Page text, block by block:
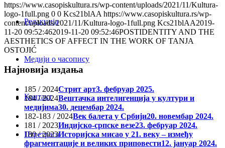
Редакција
Медији о часопису
Контакт
Птретрага
https://www.casopiskultura.rs/wp-content/uploads/2021/11/Kultura-
logo-1full.png 0 0 Kcs21blAA https://www.casopiskultura.rs/wp-
content/uploads/2021/11/Kultura-logo-1full.png Kcs21blAA2019-
11-20 09:52:462019-11-20 09:52:46POSTIDENTITY AND THE
AESTHETICS OF AFFECT IN THE WORK OF TANJA
OSTOJIĆ
Најновија издања
185 / 2024Стрит арт3. фебруар 2025.
184 / 2024Вештачка интелигенција у култури и
медијима30. децембар 2024.
182-183 / 2024Век балета у Србији20. новембар 2024.
181 / 2023Индијско-српске везе23. фебруар 2024.
180 / 2023Историјска мисао у 21. веку – између
фрагментације и великих приповести12. јануар 2024.